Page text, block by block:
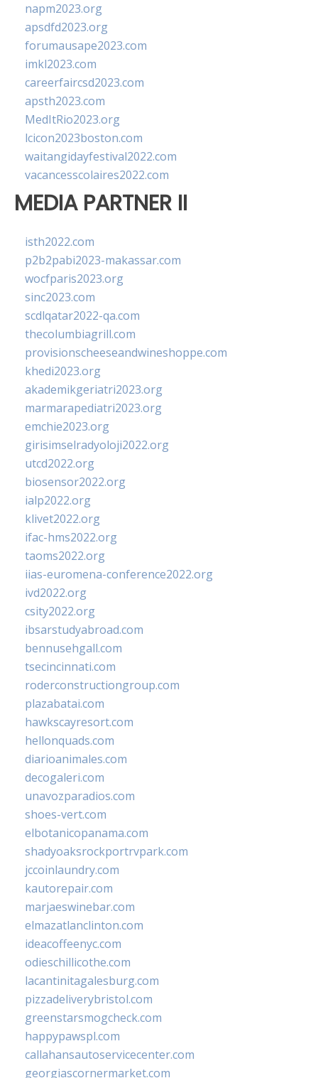
napm2023.org
apsdfd2023.org
forumausape2023.com
imkl2023.com
careerfaircsd2023.com
apsth2023.com
MedItRio2023.org
lcicon2023boston.com
waitangidayfestival2022.com
vacancesscolaires2022.com
MEDIA PARTNER II
isth2022.com
p2b2pabi2023-makassar.com
wocfparis2023.org
sinc2023.com
scdlqatar2022-qa.com
thecolumbiagrill.com
provisionscheeseandwineshoppe.com
khedi2023.org
akademikgeriatri2023.org
marmarapediatri2023.org
emchie2023.org
girisimselradyoloji2022.org
utcd2022.org
biosensor2022.org
ialp2022.org
klivet2022.org
ifac-hms2022.org
taoms2022.org
iias-euromena-conference2022.org
ivd2022.org
csity2022.org
ibsarstudyabroad.com
bennusehgall.com
tsecincinnati.com
roderconstructiongroup.com
plazabatai.com
hawkscayresort.com
hellonquads.com
diarioanimales.com
decogaleri.com
unavozparadios.com
shoes-vert.com
elbotanicopanama.com
shadyoaksrockportrvpark.com
jccoinlaundry.com
kautorepair.com
marjaeswinebar.com
elmazatlanclinton.com
ideacoffeenyc.com
odieschillicothe.com
lacantinitagalesburg.com
pizzadeliverybristol.com
greenstarsmogcheck.com
happypawspl.com
callahansautoservicecenter.com
georgiascornermarket.com